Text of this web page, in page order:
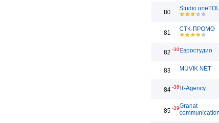
80
Studio
81
СТК-ПРОМО
82 -30Евростудио
83 MUVIK NET
84 -36 IT-Agency
85 -39Granat